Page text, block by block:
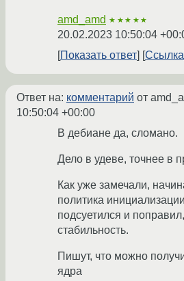
amd_amd ★★★★★
20.02.2023 10:50:04
Показать ответ
Ссылка
Ответ на: комментарий от
10:50:04 +00:00
В дебиане да, сломано.
Дело в удеве, точнее в
Как уже замечали,
политика
подсуетился и
стабильность.
Пишут, что можно
ядра